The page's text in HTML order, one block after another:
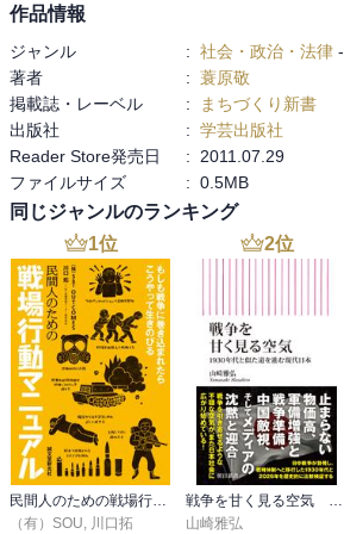
作品情報
ジャンル : 社会・政治・法律 -
著者
: 蓑原敬
掲載誌・レーベル
:
まちづくり新書
出版社
: 学芸出版社
Reader Store発売日
:
2011.07.29
ファイルサイズ
: 0.5MB
同じジャンルのランキング
1位
民間人のための戦場行動マニュアル
（有）SOU, 川口拓
2位
戦争を甘く見る空気 1930年代と似た道を進む現代日本
山崎雅弘